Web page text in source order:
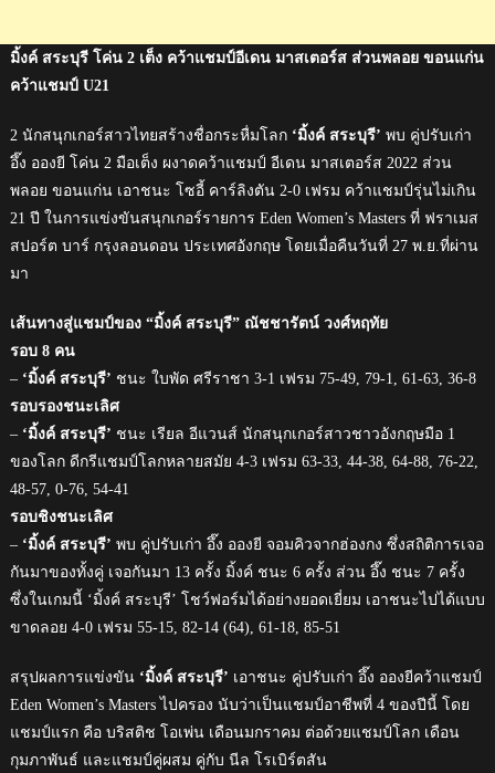
มิ้งค์ สระบุรี โค่น 2 เต็ง คว้าแชมป์อีเดน มาสเตอร์ส ส่วนพลอย ขอนแก่น
คว้าแชมป์ U21
2 นักสนุกเกอร์สาวไทยสร้างชื่อกระหื่มโลก ‘มิ้งค์ สระบุรี’ พบ คู่ปรับเก่า
อึ๊ง อองยี โค่น 2 มือเต็ง ผงาดคว้าแชมป์ อีเดน มาสเตอร์ส 2022 ส่วน
พลอย ขอนแก่น เอาชนะ โซอี้ คาร์ลิงตัน 2-0 เฟรม คว้าแชมป์รุ่นไม่เกิน
21 ปี ในการแข่งขันสนุกเกอร์รายการ Eden Women’s Masters ที่ ฟราเมส
สปอร์ต บาร์ กรุงลอนดอน ประเทศอังกฤษ โดยเมื่อคืนวันที่ 27 พ.ย.ที่ผ่าน
มา
เส้นทางสู่แชมป์ของ “มิ้งค์ สระบุรี” ณัชชารัตน์ วงศ์หฤทัย
รอบ 8 คน
– ‘มิ้งค์ สระบุรี’ ชนะ ใบพัด ศรีราชา 3-1 เฟรม 75-49, 79-1, 61-63, 36-8
รอบรองชนะเลิศ
– ‘มิ้งค์ สระบุรี’ ชนะ เรียล อีแวนส์ นักสนุกเกอร์สาวชาวอังกฤษมือ 1
ของโลก ดีกรีแชมป์โลกหลายสมัย 4-3 เฟรม 63-33, 44-38, 64-88, 76-22,
48-57, 0-76, 54-41
รอบชิงชนะเลิศ
– ‘มิ้งค์ สระบุรี’ พบ คู่ปรับเก่า อึ๊ง อองยี จอมคิวจากฮ่องกง ซึ่งสถิติการเจอ
กันมาของทั้งคู่ เจอกันมา 13 ครั้ง มิ้งค์ ชนะ 6 ครั้ง ส่วน อึ๊ง ชนะ 7 ครั้ง
ซึ่งในเกมนี้ ‘มิ้งค์ สระบุรี’ โชว์ฟอร์มได้อย่างยอดเยี่ยม เอาชนะไปได้แบบ
ขาดลอย 4-0 เฟรม 55-15, 82-14 (64), 61-18, 85-51
สรุปผลการแข่งขัน‘มิ้งค์ สระบุรี’ เอาชนะ คู่ปรับเก่า อึ๊ง อองยีคว้าแชมป์
Eden Women’s Masters ไปครอง นับว่าเป็นแชมป์อาชีพที่ 4 ของปีนี้ โดย
แชมป์แรก คือ บริสติช โอเพ่น เดือนมกราคม ต่อด้วยแชมป์โลก เดือน
กุมภาพันธ์ และแชมป์คู่ผสม คู่กับ นีล โรเบิร์ตสัน